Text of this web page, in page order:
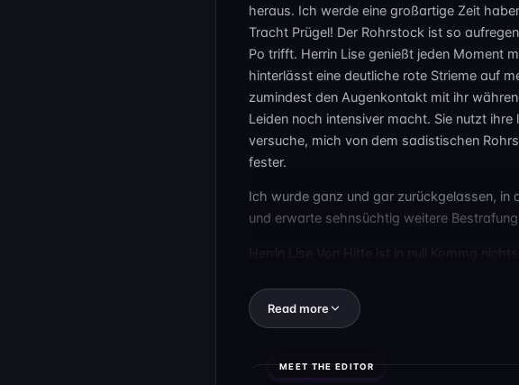
heraus. Ich werde eine großartige Zeit
Tracht Prügel! Der Rohrstock ist so
Po trifft. Herrin Lise genießt jeden Moment
hinterlässt eine deutliche rote Strieme auf
zumindest den Augenkontakt mit ihr
Leiden noch intensiver macht. Sie nutzt
versuche, mich von dem sadistischen
fester.
Ich wurde ganz und gar zurückgelassen, in
und erwarte sehnsüchtig weitere
Herrin Lise Von Hitte ist in null Komma
die aufregendste Weise. Mach dich bereit
Rohrstöcken, jeder intensiver als der
dominante Frau, die keine Faulheit in ihrem
Read more